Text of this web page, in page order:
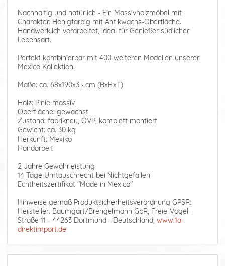
Nachhaltig und natürlich - Ein Massivholzmöbel mit
Charakter. Honigfarbig mit Antikwachs-Oberfläche.
Handwerklich verarbeitet, ideal für Genießer südlicher
Lebensart.
Perfekt kombinierbar mit 400 weiteren Modellen unserer
Mexico Kollektion.
Maße: ca. 68x190x35 cm (BxHxT)
Holz: Pinie massiv
Oberfläche: gewachst
Zustand: fabrikneu, OVP, komplett montiert
Gewicht: ca. 30 kg
Herkunft: Mexiko
Handarbeit
2 Jahre Gewährleistung
14 Tage Umtauschrecht bei Nichtgefallen
Echtheitszertifikat "Made in Mexico"
Hinweise gemäß Produktsicherheitsverordnung GPSR:
Hersteller: Baumgart/Brengelmann GbR, Freie-Vogel-
Straße 11 - 44263 Dortmund - Deutschland, www.1a-
direktimport.de